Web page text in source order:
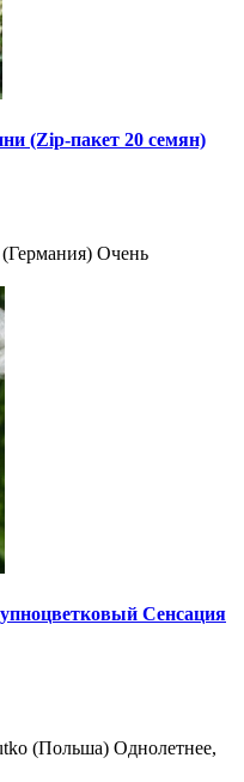
(Zip-пакет 20 семян)
Очень
Сенсация
(Польша) Однолетнее,